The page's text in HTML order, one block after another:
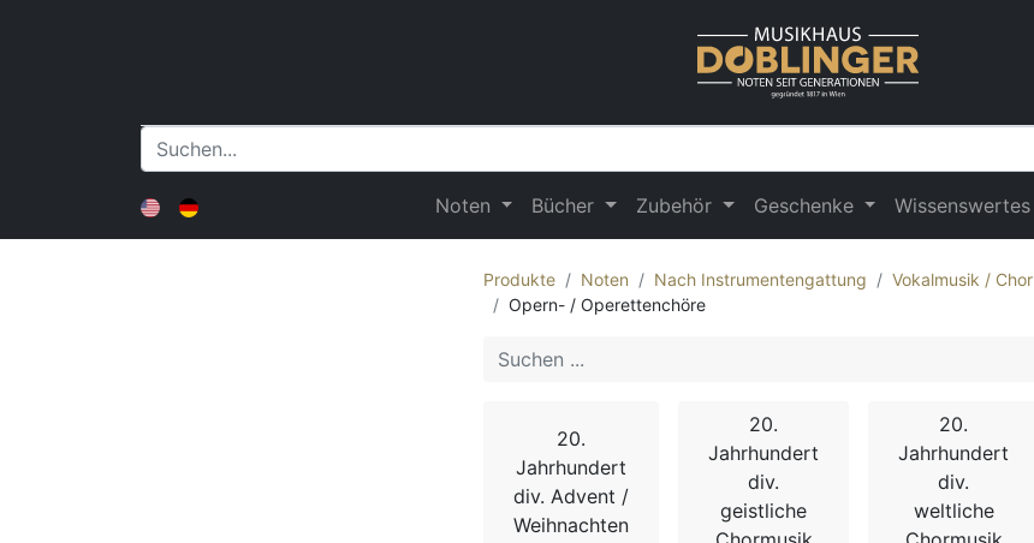
Noten Bücher Zubehör Geschenke Wissenswertes
Produkte Noten Nach Instrumentengattung Vokalmusik / Chor
Opern- / Operettenchöre
20.
Jahrhundert
div. Advent /
Weihnachten
20.
Jahrhundert
div.
geistliche
20.
Jahrhundert
div.
weltliche